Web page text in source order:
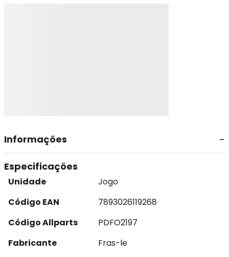
Informações
Especificações
Unidade
Jogo
Código EAN
7893026119268
Código Allparts
PDFO2197
Fabricante
Fras-le